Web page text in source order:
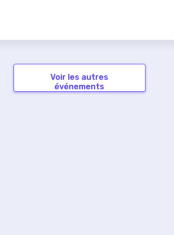
Voir les autres
événements